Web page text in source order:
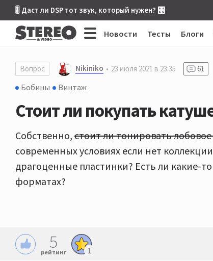
🎚 Даст ли DSP тот звук, который нужен? 🎛
Новости Тесты Блоги
Вопрос Nikiniko 23 июля 2021 в 23:35 61
Бобины Винтаж
Стоит ли покупать
Собственно, стоит ли тонировать
современных условиях если нет
драгоценные пластинки? Есть ли какие-
форматах?
5
рейтинг 1